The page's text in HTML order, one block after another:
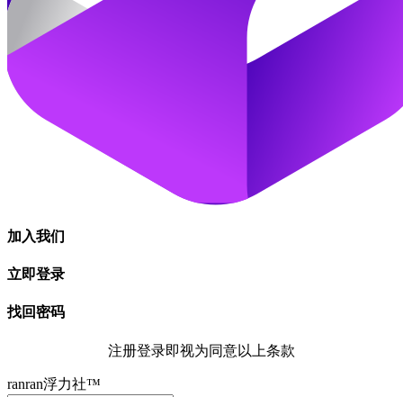
加入我们
立即登录
找回密码
注册登录即视为同意以上条款
ranran浮力社™